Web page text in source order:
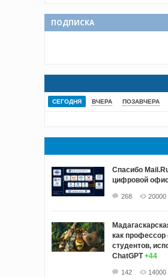
ПОДПИСКА
СЕГОДНЯ ВЧЕРА ПОЗАВЧЕРА
Спасибо
цифровой
268 20000
как профессор
студентов,
ChatGPT +44
142 14000